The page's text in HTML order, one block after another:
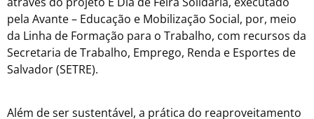
pela Avante – Educação e Mobilização Social, por, meio
da Linha de Formação para o Trabalho, com recursos da
Secretaria de Trabalho, Emprego, Renda e Esportes de
Salvador (SETRE).
Além de ser sustentável, a prática do reaproveitamento